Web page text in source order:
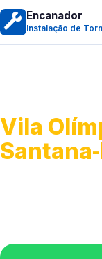
Encanador
Instalação de
Vila